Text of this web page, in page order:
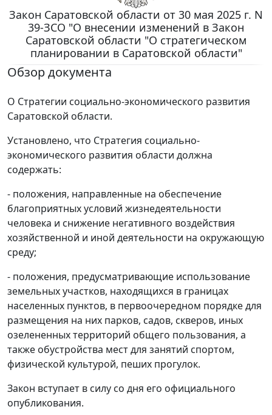
Закон Саратовской области от 30 мая 2025 г. N
39-ЗСО "О внесении изменений в Закон
Саратовской области "О стратегическом
планировании в Саратовской области"
Обзор документа
О Стратегии социально-экономического развития
Саратовской области.
Установлено, что Стратегия социально-
экономического развития области должна
содержать:
- положения, направленные на обеспечение
благоприятных условий жизнедеятельности
человека и снижение негативного воздействия
хозяйственной и иной деятельности на окружающую
среду;
- положения, предусматривающие использование
земельных участков, находящихся в границах
населенных пунктов, в первоочередном порядке для
размещения на них парков, садов, скверов, иных
озелененных территорий общего пользования, а
также обустройства мест для занятий спортом,
физической культурой, пеших прогулок.
Закон вступает в силу со дня его официального
опубликования.